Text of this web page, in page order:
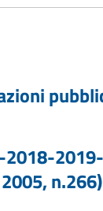
n.266)